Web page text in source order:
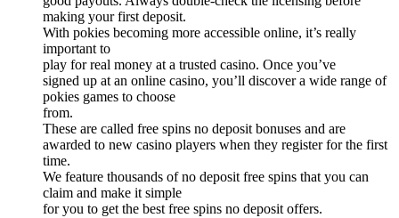
making your first deposit.
With pokies becoming more accessible online, it’s really
important to
play for real money at a trusted casino. Once you’ve
signed up at an online casino, you’ll discover a wide range of
pokies games to choose
from.
These are called free spins no deposit bonuses and are
awarded to new casino players when they register for the first
time.
We feature thousands of no deposit free spins that you can
claim and make it simple
for you to get the best free spins no deposit offers.